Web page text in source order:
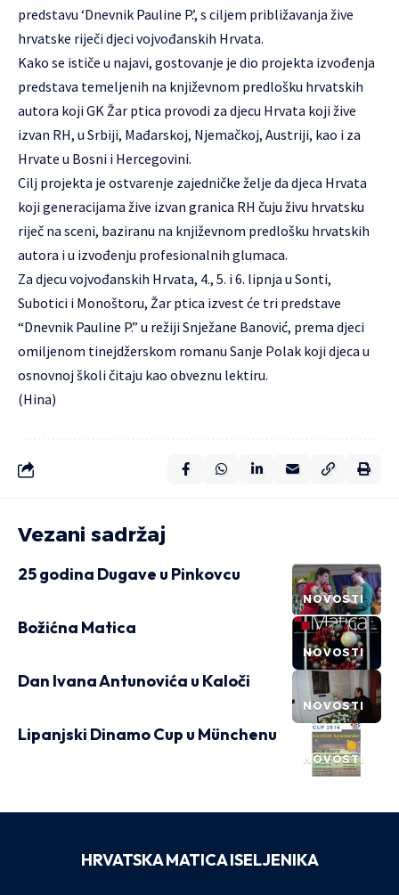
predstavu ‘Dnevnik Pauline P.’, s ciljem približavanja žive
hrvatske riječi djeci vojvođanskih Hrvata.
Kako se ističe u najavi, gostovanje je dio projekta izvođenja
predstava temeljenih na književnom predlošku hrvatskih
autora koji GK Žar ptica provodi za djecu Hrvata koji žive
izvan RH, u Srbiji, Mađarskoj, Njemačkoj, Austriji, kao i za
Hrvate u Bosni i Hercegovini.
Cilj projekta je ostvarenje zajedničke želje da djeca Hrvata
koji generacijama žive izvan granica RH čuju živu hrvatsku
riječ na sceni, baziranu na književnom predlošku hrvatskih
autora i u izvođenju profesionalnih glumaca.
Za djecu vojvođanskih Hrvata, 4., 5. i 6. lipnja u Sonti,
Subotici i Monoštoru, Žar ptica izvest će tri predstave
“Dnevnik Pauline P.” u režiji Snježane Banović, prema djeci
omiljenom tinejdžerskom romanu Sanje Polak koji djeca u
osnovnoj školi čitaju kao obveznu lektiru.
(Hina)
Vezani sadržaj
NOVOSTI
25 godina Dugave u Pinkovcu
NOVOSTI
Božićna Matica
NOVOSTI
Dan Ivana Antunovića u Kaloči
NOVOSTI
Lipanjski Dinamo Cup u Münchenu
HRVATSKA MATICA ISELJENIKA